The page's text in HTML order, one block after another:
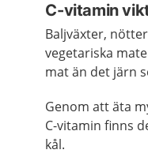
C-vitamin
Baljväxter,
vegetariska
mat än det järn
Genom att äta
C-vitamin finns
kål.